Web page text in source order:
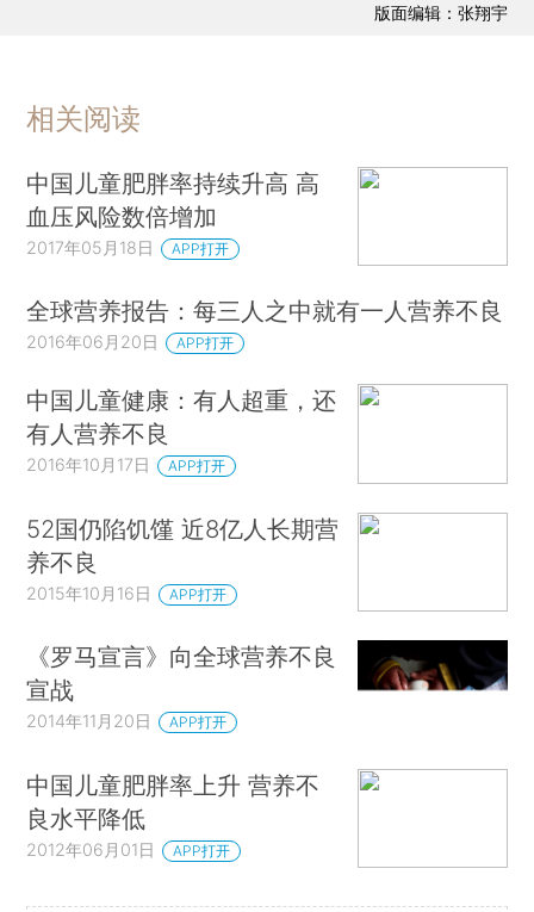
版面编辑：张翔宇
相关阅读
中国儿童肥胖率持续升高 高
血压风险数倍增加
2017年05月18日 APP打开
全球营养报告：每三人之中就有一人营养不良
2016年06月20日 APP打开
中国儿童健康：有人超重，还
有人营养不良
2016年10月17日 APP打开
52国仍陷饥馑 近8亿人长期营
养不良
2015年10月16日 APP打开
《罗马宣言》向全球营养不良
宣战
2014年11月20日 APP打开
中国儿童肥胖率上升 营养不
良水平降低
2012年06月01日 APP打开